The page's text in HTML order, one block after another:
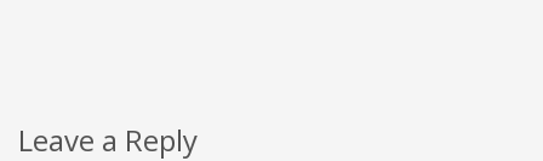
Leave a Reply